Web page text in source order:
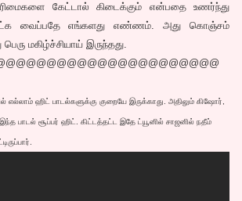
கேட்டால் கிடைக்கும் என்பதை உணர்ந்து
வைப்பதே எங்களது எண்ணம். அது கொஞ்சம்
மகிழ்ச்சியாய் இருந்தது.
ஹிட் பாடல்களுக்கு குறையே இருக்காது. அதிலும் கிஷோர்,
பாடல் சூப்பர் ஹிட். கிட்டத்தட்ட இதே ட்யூனில் சாஜனில் நதீம்